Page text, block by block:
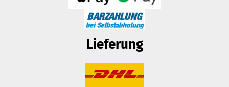
Lieferung